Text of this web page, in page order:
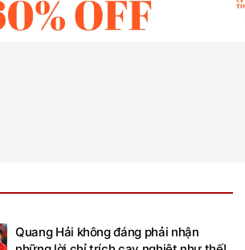
Quang Hải không đáng phải nhận